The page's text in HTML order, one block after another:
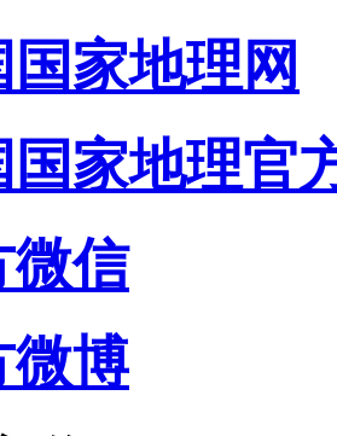
国家地理网
国家地理官
微信
微博